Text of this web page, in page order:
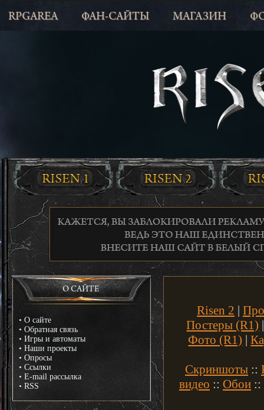
RPGAREA ФАН-САЙТЫ МАГАЗИН
О САЙТЕ
• О сайте
• Обратная связь
• Игры и автоматы
• Наши проекты
• Опросы
• Ссылки
• E-mail рассылка
• RSS
Risen 2 |
Постеры (R1)
Фото (R1) |
Скриншоты ::
видео :: Обои ::